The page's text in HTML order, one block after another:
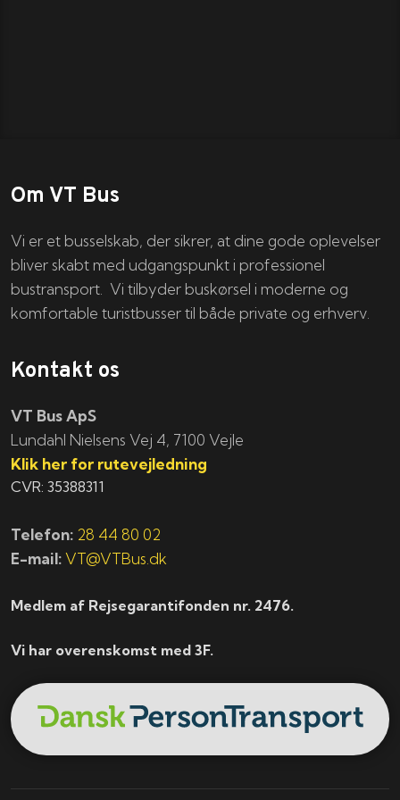
Om VT Bus
Vi er et busselskab, der sikrer, at dine gode oplevelser
bliver skabt med udgangspunkt i professionel
bustransport. Vi tilbyder buskørsel i moderne og
komfortable turistbusser til både private og erhverv.
Kontakt os
VT Bus ApS
​​​Lundahl Nielsens Vej 4, 7100 Vejle
Klik her for rutevejledning
CVR: 35388311
Telefon: 28 44 80 02
E-mail: VT@VTBus.dk
Medlem af Rejsegarantifonden nr. 2476.
Vi har overenskomst med 3F.